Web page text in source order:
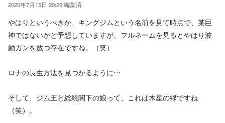
2020年7月15日 20:29編集済
やはりというべきか、キングジムという名前を見て時点で、某巨
神ではないかと予想していますが、フルネームを見るとやはり波
動ガンを放つ存在ですね。（笑）
ロナの長生方法を見つかるように…
そして、ジム王と総統閣下の娘って、これは木星の縁ですね
（笑）。